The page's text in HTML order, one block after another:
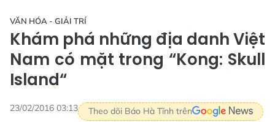
VĂN HÓA - GIẢI TRÍ
Khám phá những địa danh Việt
Nam có mặt trong “Kong: Skull
Island“
23/02/2016 03:13 Theo dõi Báo Hà Tĩnh trên